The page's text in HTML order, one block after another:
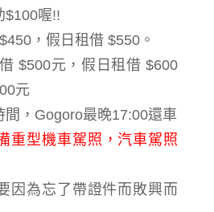
$100喔!!
，假日租借 $550。
$500元，假日租借 $600
元
， Gogoro最晚17:00還車
重型機車駕照，汽車駕照
因為忘了帶證件而敗興而